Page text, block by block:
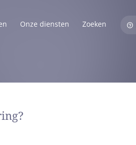
Onze diensten Zoeken